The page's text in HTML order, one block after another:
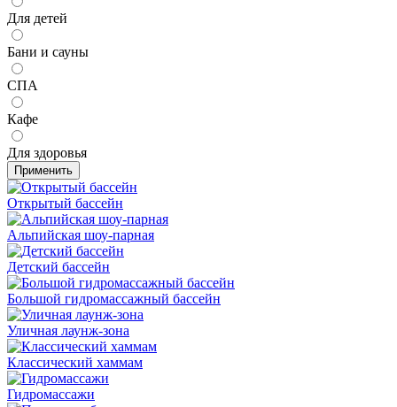
Для детей
Бани и сауны
СПА
Кафе
Для здоровья
Применить
Открытый бассейн
Альпийская шоу-парная
Детский бассейн
Большой гидромассажный бассейн
Уличная лаунж-зона
Классический хаммам
Гидромассажи